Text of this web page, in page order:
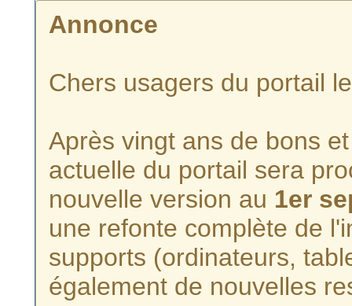
Annonce
Chers usagers du portail
Après vingt ans de bons
actuelle du portail sera
nouvelle version au 1er
une refonte complète de
supports (ordinateurs,
également de nouvelles